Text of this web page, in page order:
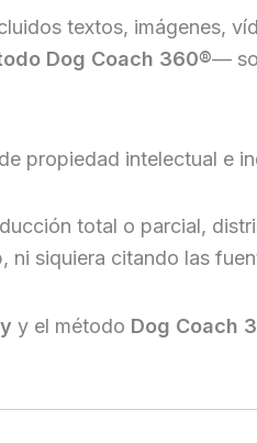
textos, imágenes,
Dog Coach 360®—
propiedad intelectual e
total o parcial,
ni siquiera citando las
y el método Dog Coach